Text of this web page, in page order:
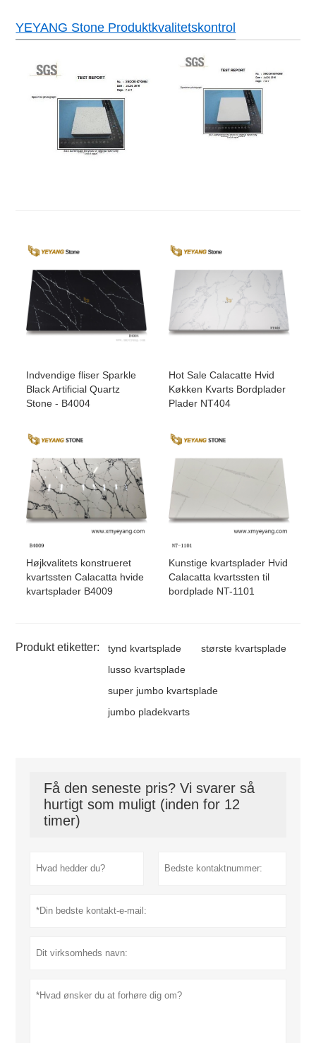
YEYANG Stone Produktkvalitetskontrol
Indvendige fliser Sparkle
Black Artificial Quartz
Stone - B4004
Hot Sale Calacatte Hvid
Køkken Kvarts Bordplader
Plader NT404
Højkvalitets konstrueret
kvartssten Calacatta hvide
kvartsplader B4009
Kunstige kvartsplader Hvid
Calacatta kvartssten til
bordplade NT-1101
Produkt etiketter: tynd kvartsplade
største kvartsplade
lusso kvartsplade
super jumbo kvartsplade
jumbo pladekvarts
Få den seneste pris? Vi svarer så
hurtigt som muligt (inden for 12
timer)